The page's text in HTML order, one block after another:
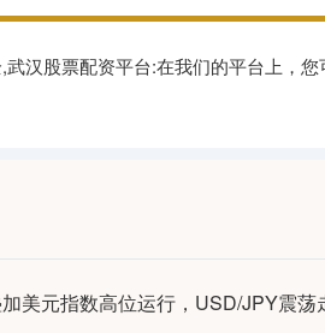
汉股票配资平台:在我们的平台上，您
美元指数高位运行，USD/JPY震荡